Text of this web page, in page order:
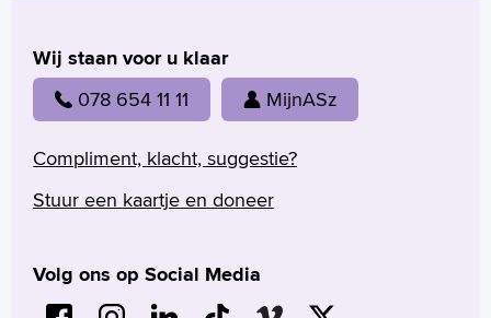
Wij staan voor u klaar
078 654 11 11 MijnASz
Compliment, klacht, suggestie?
Stuur een kaartje en doneer
Volg ons op Social Media